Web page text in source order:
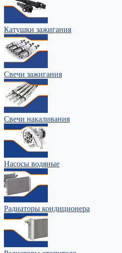
Катушки зажигания
Свечи зажигания
Свечи накаливания
Насосы водяные
Радиаторы кондиционера